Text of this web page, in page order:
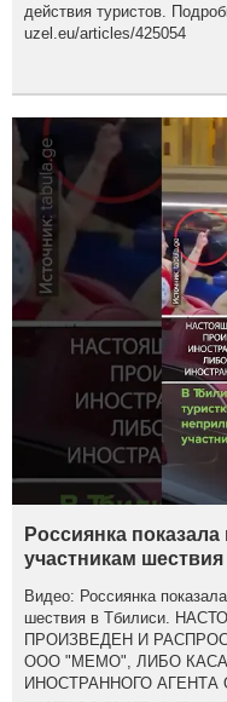
действия туристов.
uzel.eu/articles/425054
Россиянка
участникам
Видео: Россиянка
шествия в Тбилиси.
ПРОИЗВЕДЕН И
ООО "МЕМО", ЛИБО
ИНОСТРАННОГО АГЕНТА